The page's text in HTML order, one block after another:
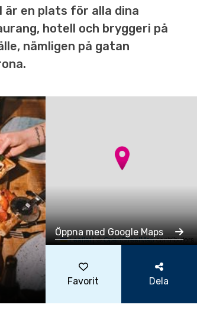
är en plats för alla dina
hotell och bryggeri på
nämligen på gatan
Leaflet|©OpenStreetMapcontributors
Öppna med Google Maps
Favorit Dela